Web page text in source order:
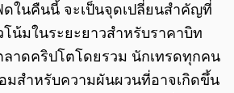
ดในคืนนี้ จะเป็นจุดเปลี่ยนสำคัญที่
น้มในระยะยาวสำหรับราคาบิท
าดคริปโตโดยรวม นักเทรดทุกคน
มสำหรับความผันผวนที่อาจเกิดขึ้น